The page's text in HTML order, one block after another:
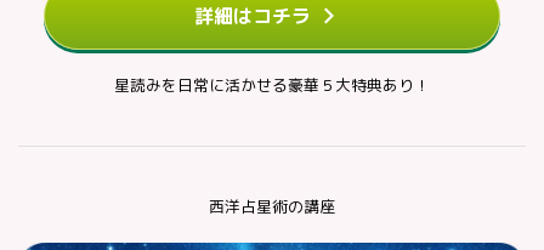
詳細はコチラ
星読みを日常に活かせる豪華５大特典あり！
西洋占星術の講座